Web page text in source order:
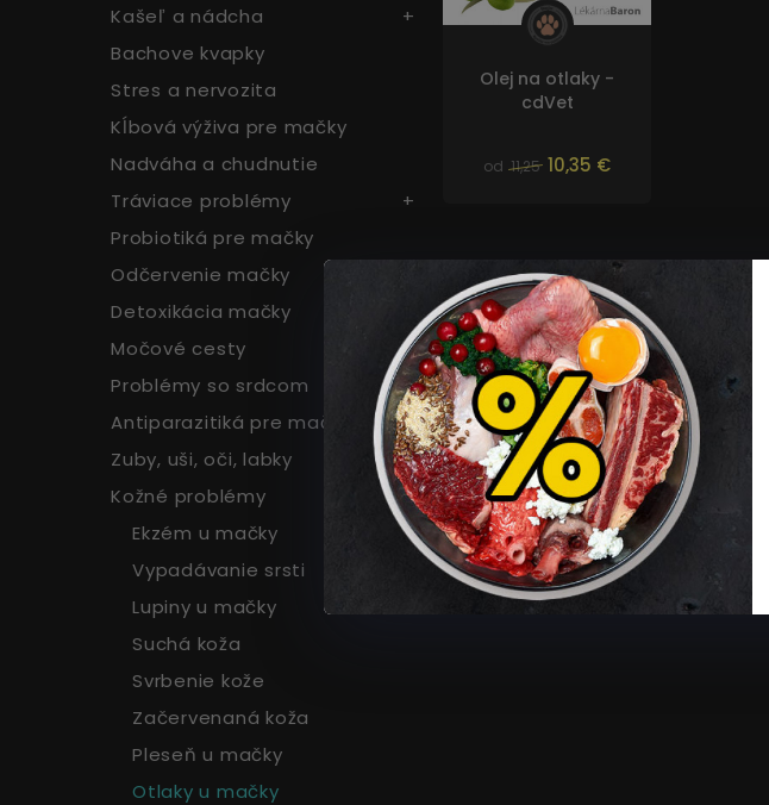
Kašeľ a nádcha
Bachove kvapky
Stres a nervozita
Kĺbová výživa pre mačky
Nadváha a chudnutie
Tráviace problémy
Probiotiká pre mačky
Odčervenie mačky
Detoxikácia mačky
Močové cesty
Problémy so srdcom
Antiparazitiká pre mačky
Zuby, uši, oči, labky
Kožné problémy
Ekzém u mačky
Vypadávanie srsti
Lupiny u mačky
Suchá koža
Svrbenie kože
Začervenaná koža
Pleseň u mačky
Otlaky u mačky
Olej na otlaky -
cdVet
od 11,25 10,35 €